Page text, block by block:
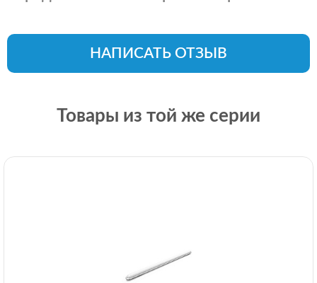
НАПИСАТЬ ОТЗЫВ
Товары из той же серии